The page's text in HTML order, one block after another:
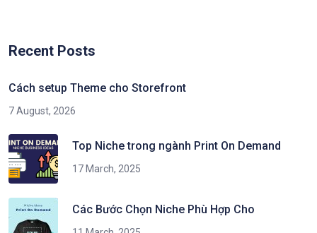
Recent Posts
Cách setup Theme cho Storefront
7 August, 2026
Top Niche trong ngành Print On Demand
17 March, 2025
Các Bước Chọn Niche Phù Hợp Cho